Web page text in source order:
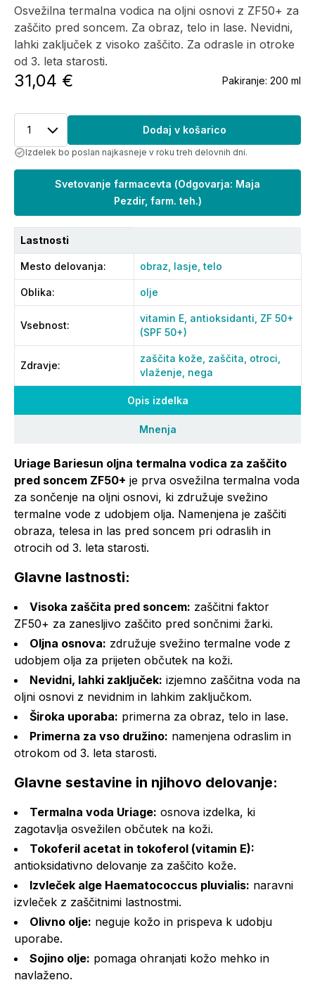
Opis izdelka
Mnenja
Uriage Bariesun oljna termalna vodica za zaščito
pred soncem ZF50+ je prva osvežilna termalna voda
za sončenje na oljni osnovi, ki združuje svežino
termalne vode z udobjem olja. Namenjena je zaščiti
obraza, telesa in las pred soncem pri odraslih in
otrocih od 3. leta starosti.
Glavne lastnosti:
Visoka zaščita pred soncem: zaščitni faktor
ZF50+ za zanesljivo zaščito pred sončnimi žarki.
Oljna osnova: združuje svežino termalne vode z
udobjem olja za prijeten občutek na koži.
Nevidni, lahki zaključek: izjemno zaščitna voda na
oljni osnovi z nevidnim in lahkim zaključkom.
Široka uporaba: primerna za obraz, telo in lase.
Primerna za vso družino: namenjena odraslim in
otrokom od 3. leta starosti.
Glavne sestavine in njihovo delovanje:
Termalna voda Uriage: osnova izdelka, ki
zagotavlja osvežilen občutek na koži.
Tokoferil acetat in tokoferol (vitamin E):
antioksidativno delovanje za zaščito kože.
Izvleček alge Haematococcus pluvialis: naravni
izvleček z zaščitnimi lastnostmi.
Olivno olje: neguje kožo in prispeva k udobju
uporabe.
Sojino olje: pomaga ohranjati kožo mehko in
navlaženo.
Osvežilna termalna vodica na oljni osnovi z ZF50+ za
zaščito pred soncem. Za obraz, telo in lase. Nevidni,
lahki zaključek z visoko zaščito. Za odrasle in otroke
od 3. leta starosti.
31,04 € Pakiranje: 200 ml
1 Dodaj v košarico
Izdelek bo poslan najkasneje v roku treh delovnih dni.
Svetovanje farmacevta (Odgovarja: Maja
Pezdir, farm. teh.)
Lastnosti
Mesto delovanja: obraz, lasje,telo
Oblika: olje
Vsebnost:
vitamin E, antioksidanti, ZF 50+
(SPF 50+)
Zdravje:
zaščita kože, zaščita, otroci,
vlaženje, nega